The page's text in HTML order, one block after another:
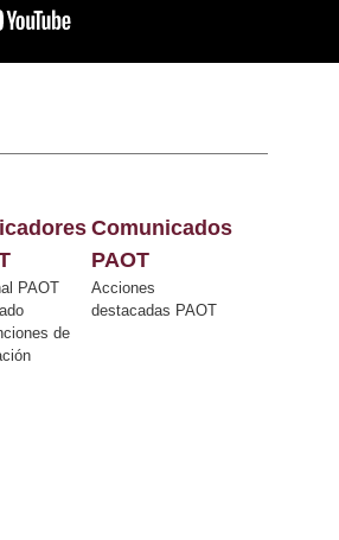
PAOT
de
Comunicados
PAOT
Acciones
destacadas PAOT